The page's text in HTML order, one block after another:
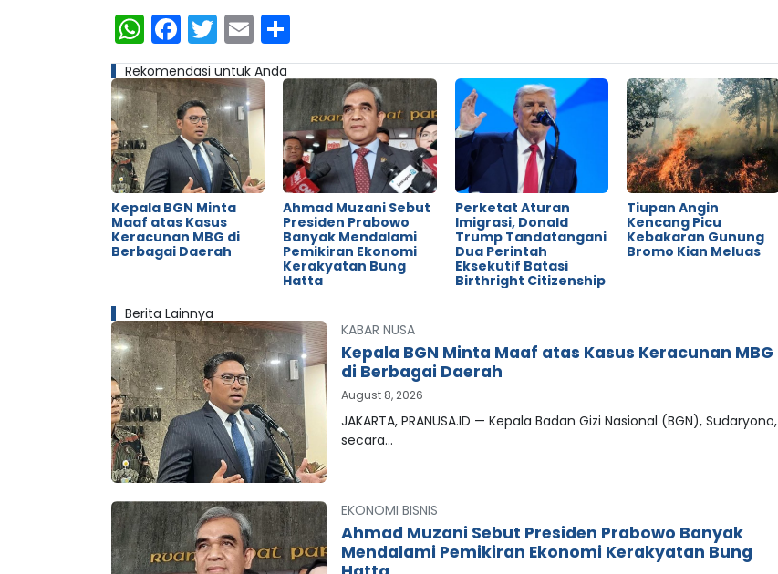
WhatsApp
Facebook
Twitter
Email
Rekomendasi untuk Anda
Kepala BGN Minta
Maaf atas Kasus
Keracunan MBG di
Berbagai Daerah
Ahmad Muzani Sebut
Presiden Prabowo
Banyak Mendalami
Pemikiran Ekonomi
Kerakyatan Bung
Hatta
Perketat Aturan
Imigrasi, Donald
Trump Tandatangani
Dua Perintah
Eksekutif Batasi
Birthright Citizenship
Tiupan Angin
Kencang Picu
Kebakaran Gunung
Bromo Kian Meluas
Berita Lainnya
KABAR NUSA
Kepala BGN Minta Maaf atas Kasus Keracunan MBG
di Berbagai Daerah
August 8, 2026
JAKARTA, PRANUSA.ID — Kepala Badan Gizi Nasional (BGN), Sudaryono,
secara…
EKONOMI BISNIS
Ahmad Muzani Sebut Presiden Prabowo Banyak
Mendalami Pemikiran Ekonomi Kerakyatan Bung